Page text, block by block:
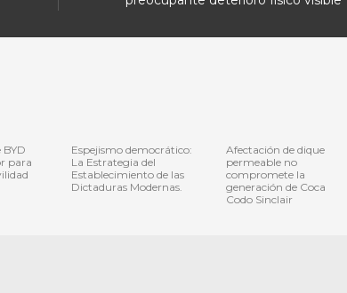
para
Espejismo democrático:
La Estrategia del
Establecimiento de las
Dictaduras Modernas.
Afectación de dique
permeable no
compromete la
generación de Coca
Codo Sinclair